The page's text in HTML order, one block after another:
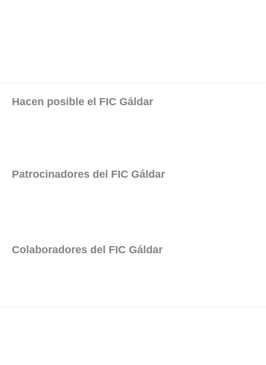
Hacen posible el FIC Gáldar
Patrocinadores del FIC Gáldar
Colaboradores del FIC Gáldar